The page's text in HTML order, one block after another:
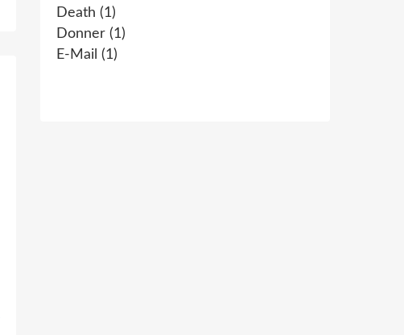
Death (1)
Donner (1)
E-Mail (1)